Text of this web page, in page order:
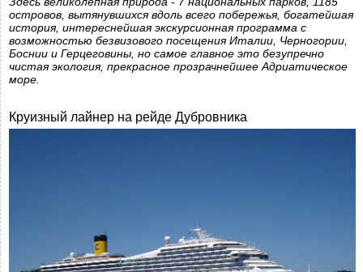
островов, вытянувшихся вдоль всего побережья, богатейшая
история, интереснейшая экскурсионная программа с
возможностью безвизового посещения Италии, Черногории,
Боснии и Герцеговины, но самое главное это безупречно
чистая экология, прекрасное прозрачнейшее Адриатическое
море.
Круизный лайнер на рейде Дубровника